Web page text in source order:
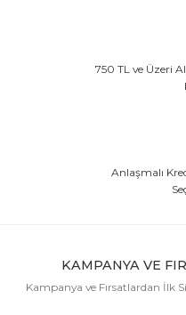
750 TL ve Üzeri
Anlaşmalı
KAMPANYA VE
Kampanya ve Fırsatlardan İlk